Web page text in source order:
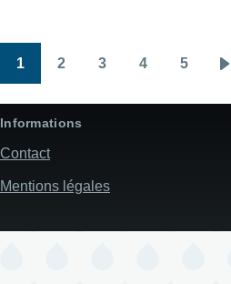
1 2 3 4 5
Informations
Contact
Mentions légales